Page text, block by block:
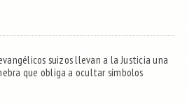
suizos llevan a la Justicia una
que obliga a ocultar símbolos